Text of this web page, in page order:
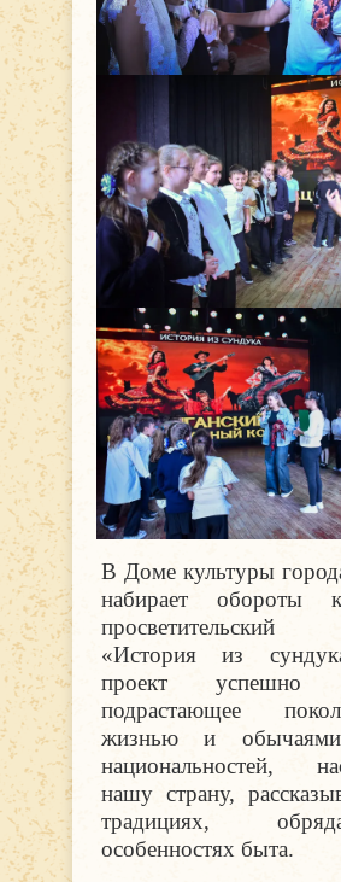
В Доме культуры
набирает обороты
«История из
проект успешно
подрастающее
жизнью и
национальностей,
нашу страну,
традициях,
особенностях быта.